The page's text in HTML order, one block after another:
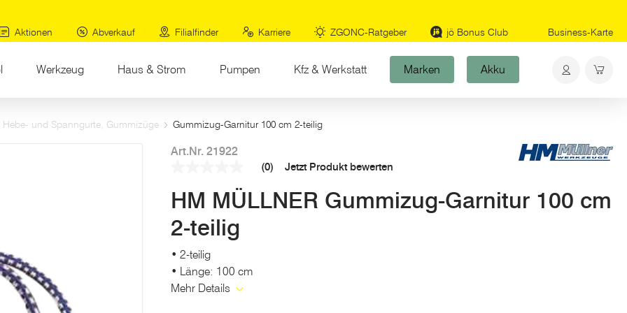
Aktionen
Abverkauf Filialfinder Karriere ZGONC-Ratgeber jö Bonus Club Business-Karte
Werkzeug Haus & Strom Pumpen Kfz & Werkstatt Marken Akku
Hebe- und Spanngurte, Gummizüge Gummizug-Garnitur 100 cm 2-teilig
Art.Nr. 21922
Link
auf
derselben
Seite.
(0) Jetzt Produkt bewerten
HM MÜLLNER Gummizug-Garnitur 100 cm
2-teilig
• 2-teilig
• Länge: 100 cm
Mehr Details